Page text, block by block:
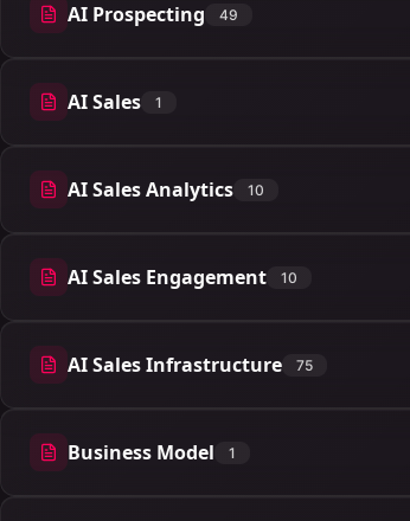
AI Prospecting 49
49 articles
AI Sales 1
1 articles
AI Sales Analytics 10
10 articles
AI Sales Engagement 10
10 articles
AI Sales Infrastructure 75
75 articles
Business Model 1
1 articles